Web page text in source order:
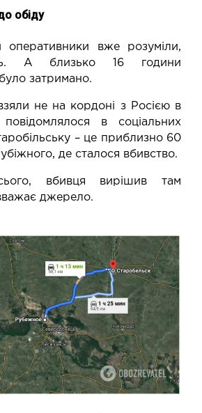
обіду
оперативники вже розуміли,
А близько 16 години
затримано.
не на кордоні з Росією в
в соціальних
– це приблизно 60
де сталося вбивство.
вбивця вирішив там
вважає джерело.